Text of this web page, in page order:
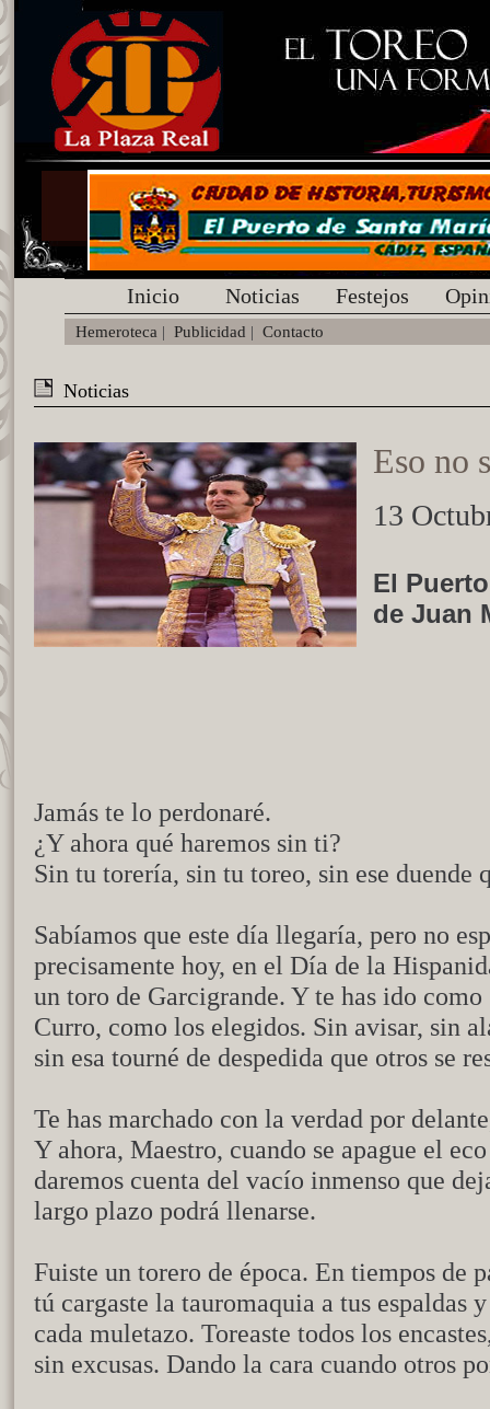
Inicio Noticias Festejos
Hemeroteca | Publicidad | Contacto
Noticias
Eso no
13
El
de Juan
Jamás te lo perdonaré.
¿Y ahora qué haremos sin ti?
Sin tu torería, sin tu toreo, sin ese duende
Sabíamos que este día llegaría, pero no
precisamente hoy, en el Día de la
un toro de Garcigrande. Y te has ido
Curro, como los elegidos. Sin avisar, sin
sin esa tourné de despedida que otros se
Te has marchado con la verdad por
Y ahora, Maestro, cuando se apague el
daremos cuenta del vacío inmenso que
largo plazo podrá llenarse.
Fuiste un torero de época. En tiempos de
tú cargaste la tauromaquia a tus espaldas
cada muletazo. Toreaste todos los
sin excusas. Dando la cara cuando otros